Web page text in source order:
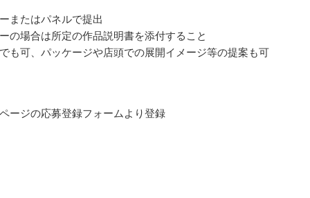
またはパネルで提出
の場合は所定の作品説明書を添付すること
も可、パッケージや店頭での展開イメージ等の提案も可
ージの応募登録フォームより登録